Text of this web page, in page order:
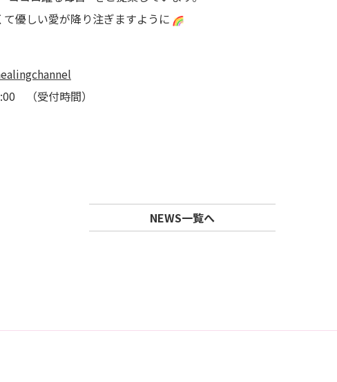
優しい愛が降り注ぎますように
（受付時間）
NEWS一覧へ